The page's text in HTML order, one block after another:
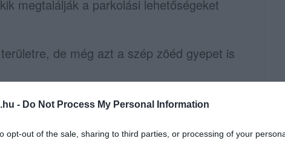
- Do Not Process My Personal Information
opt-out of the sale, sharing to third parties, or processing of your
megtalálják a parkolási lehetőségeket
de még azt a szép zöéd gyepet is
mizéria, mi már csak azt kérdezzük
a parkolójegyért?